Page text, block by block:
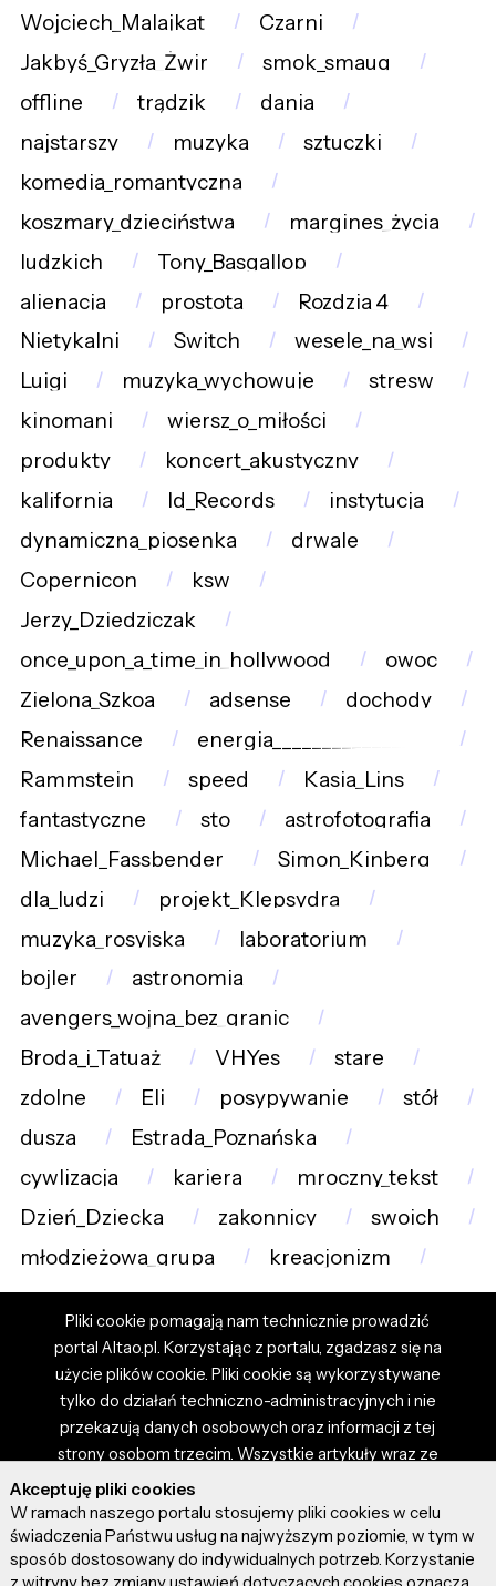
Wojciech_Malajkat
Czarni
Jakbyś_Gryzła_Żwir
smok_smaug
offline
trądzik
dania
najstarszy
muzyka
sztuczki
komedia_romantyczna
koszmary_dzieciństwa
margines_życia
ludzkich
Tony_Basgallop
alienacja
prostota
Rozdzia_4
Nietykalni
Switch
wesele_na_wsi
Luigi
muzyka_wychowuje
stresw
kinomani
wiersz_o_miłości
produkty
koncert_akustyczny
kalifornia
Id_Records
instytucja
dynamiczna_piosenka
drwale
Copernicon
ksw
Jerzy_Dziedziczak
once_upon_a_time_in_hollywood
owoc
Zielona_Szkoa
adsense
dochody
Renaissance
energia________________
Rammstein
speed
Kasia_Lins
fantastyczne
sto
astrofotografia
Michael_Fassbender
Simon_Kinberg
dla_ludzi
projekt_Klepsydra
muzyka_rosyjska
laboratorium
bojler
astronomia
avengers_wojna_bez_granic
Broda_i_Tatuaż
VHYes
stare
zdolne
Eli posypywanie
stół
dusza
Estrada_Poznańska
cywlizacja
kariera
mroczny_tekst
Dzień_Dziecka
zakonnicy
swoich
młodzieżowa_grupa
kreacjonizm
Pliki cookie pomagają nam technicznie prowadzić
portal Altao.pl. Korzystając z portalu, zgadzasz się na
użycie plików cookie. Pliki cookie są wykorzystywane
tylko do działań techniczno-administracyjnych i nie
przekazują danych osobowych oraz informacji z tej
strony osobom trzecim. Wszystkie artykuły wraz ze
zdjęciami i materiałami dostępnymi na portalu są
własnością użytkowników. Administrator i właściciel
portalu nie ponosi odpowiedzialności za tresci
prezentowane przez autorów artykułów. Dodając
Akceptuję pliki cookies
W ramach naszego portalu stosujemy pliki cookies w celu
świadczenia Państwu usług na najwyższym poziomie, w tym w
sposób dostosowany do indywidualnych potrzeb. Korzystanie